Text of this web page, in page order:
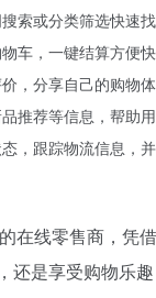
索或分类筛选快速
车，一键结算方便
，分享自己的购物
推荐等信息，帮助
，跟踪物流信息，
在线零售商，凭
还是享受购物乐